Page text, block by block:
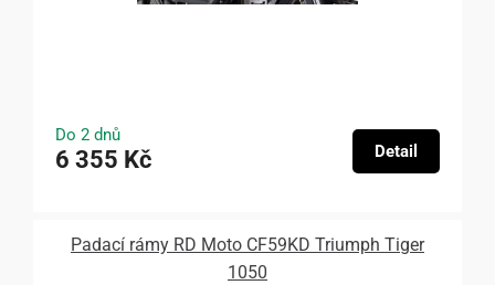
Do 2 dnů
6 355 Kč Detail
Padací rámy RD Moto CF59KD Triumph Tiger
1050